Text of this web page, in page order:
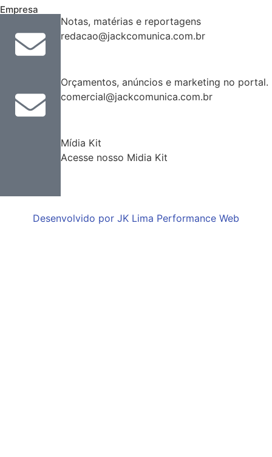
Empresa
Notas, matérias e reportagens
redacao@jackcomunica.com.br
Orçamentos, anúncios e marketing no portal.
comercial@jackcomunica.com.br
Mídia Kit
Acesse nosso Midia Kit
Desenvolvido por JK Lima Performance Web